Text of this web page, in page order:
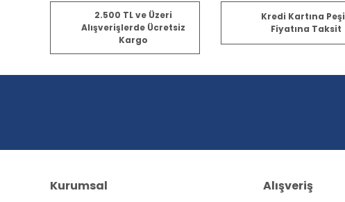
Bu ürünün fiyat bilgisi, resim, ürün açıklamalarında ve diğer
Görüş ve önerileriniz için teşekkür ederiz.
Ürün resmi kalitesiz, bozuk veya görüntülenemiyor.
Ürün açıklamasında eksik bilgiler bulunuyor.
2.500 TL ve Üzeri
Alışverişlerde Ücretsiz
Kargo
Kredi Kartına
Fiyatına Taksit
Kurumsal Alışveriş